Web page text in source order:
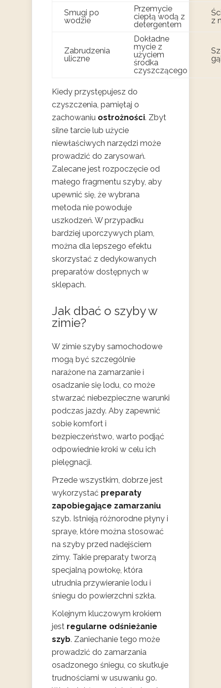
Smugi po
wodzie
Przemycie
ciepłą wodą z
detergentem
z
Zabrudzenia
uliczne
Dokładne
mycie z
użyciem
środka
czyszczącego
Kiedy przystępujesz do
czyszczenia, pamiętaj o
zachowaniu ostrożności. Zbyt
silne tarcie lub użycie
niewłaściwych narzędzi może
prowadzić do zarysowań.
Zalecane jest rozpoczęcie od
małego fragmentu szyby, aby
upewnić się, że wybrana
metoda nie powoduje
uszkodzeń. W przypadku
bardziej uporczywych plam,
można dla lepszego efektu
skorzystać z dedykowanych
preparatów dostępnych w
sklepach.
Jak dbać o szyby w
zimie?
W zimie szyby samochodowe
mogą być szczególnie
narażone na zamarzanie i
osadzanie się lodu, co może
stwarzać niebezpieczne warunki
podczas jazdy. Aby zapewnić
sobie komfort i
bezpieczeństwo, warto podjąć
odpowiednie kroki w celu ich
pielęgnacji.
Przede wszystkim, dobrze jest
wykorzystać preparaty
zapobiegające zamarzaniu
szyb. Istnieją różnorodne płyny i
spraye, które można stosować
na szyby przed nadejściem
zimy. Takie preparaty tworzą
specjalną powłokę, która
utrudnia przywieranie lodu i
śniegu do powierzchni szkła.
Kolejnym kluczowym krokiem
jest regularne odśnieżanie
szyb. Zaniechanie tego może
prowadzić do zamarzania
osadzonego śniegu, co skutkuje
trudnościami w usuwaniu go.